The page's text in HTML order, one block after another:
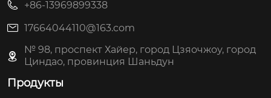
+86-13969899338
17664044110@163.com
№ 98, проспект Хайер, город Цзяочжоу, город
Циндао, провинция Шаньдун
Продукты